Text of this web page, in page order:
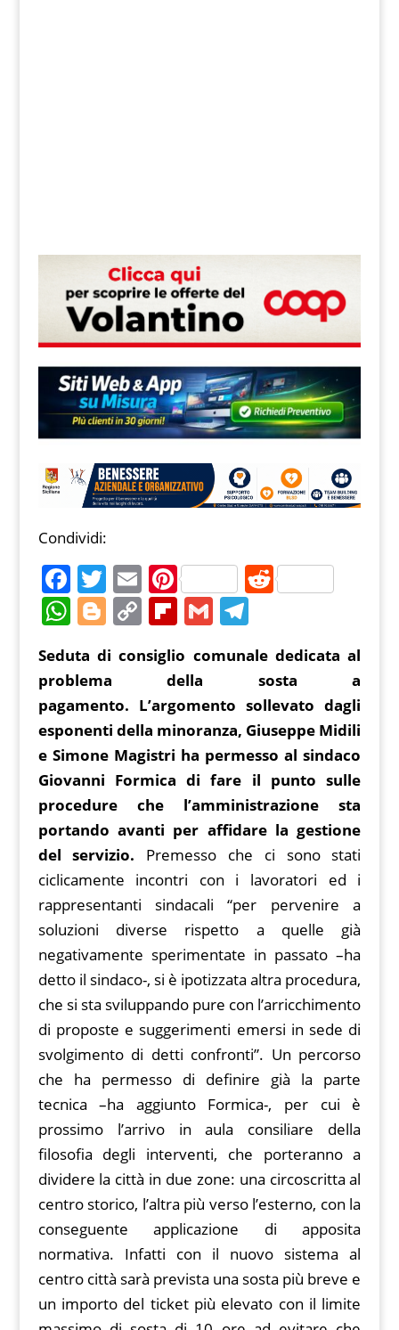
Condividi:
F
a
c
e
b
o
o
k
T
w
itt
er
E
m
ai
l
Pi
nt
er
e
st
R
di
t
W
at
s
A
p
p
Bl
o
g
g
er
C
o
p
y
Li
n
k
Fl
b
o
ar
d
G
ai
l
T
el
e
gr
a
m
Seduta di consiglio comunale dedicata al
problema della sosta a
pagamento. L’argomento sollevato dagli
esponenti della minoranza, Giuseppe Midili
e Simone Magistri ha permesso al sindaco
Giovanni Formica di fare il punto sulle
procedure che l’amministrazione sta
portando avanti per affidare la gestione
del servizio. Premesso che ci sono stati
ciclicamente incontri con i lavoratori ed i
rappresentanti sindacali “per pervenire a
soluzioni diverse rispetto a quelle già
negativamente sperimentate in passato –ha
detto il sindaco-, si è ipotizzata altra procedura,
che si sta sviluppando pure con l’arricchimento
di proposte e suggerimenti emersi in sede di
svolgimento di detti confronti”. Un percorso
che ha permesso di definire già la parte
tecnica –ha aggiunto Formica-, per cui è
prossimo l’arrivo in aula consiliare della
filosofia degli interventi, che porteranno a
dividere la città in due zone: una circoscritta al
centro storico, l’altra più verso l’esterno, con la
conseguente applicazione di apposita
normativa. Infatti con il nuovo sistema al
centro città sarà prevista una sosta più breve e
un importo del ticket più elevato con il limite